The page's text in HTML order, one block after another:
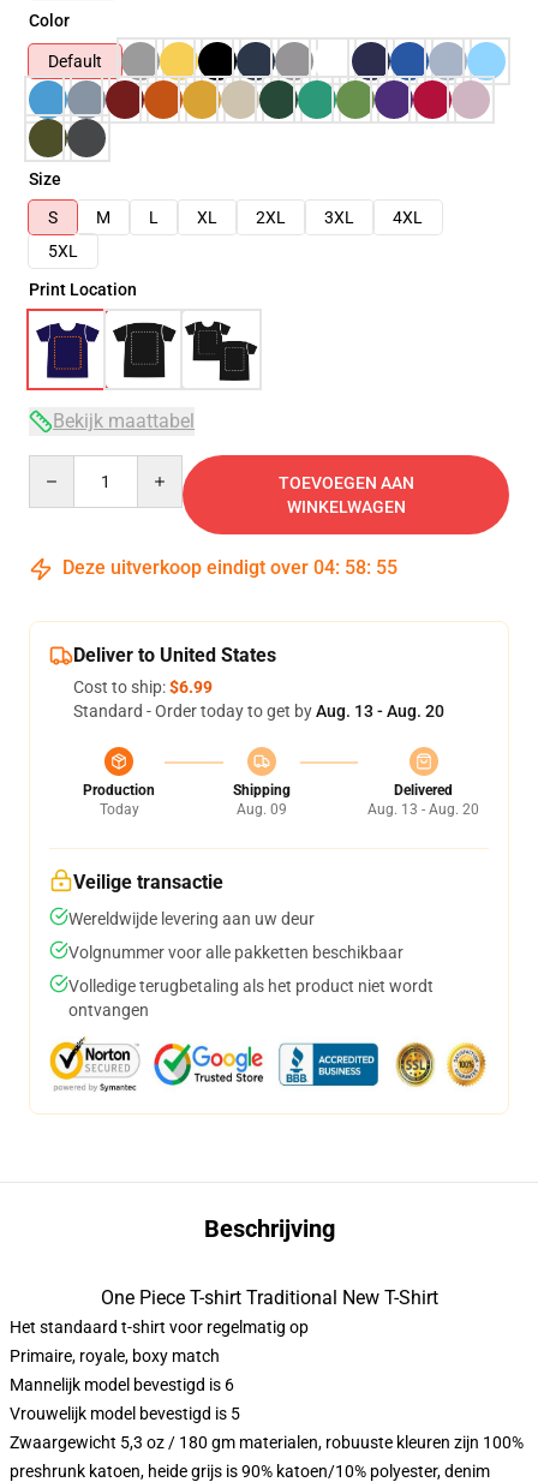
Color
Default
Size
S
M L XL 2XL 3XL
4XL
5XL
Print Location
Bekijk maattabel
TOEVOEGEN AAN
WINKELWAGEN
Deze uitverkoop eindigt over 04: 58: 54
Deliver to United States
Cost to ship:$6.99
Standard - Order today to get byAug. 13 - Aug. 20
Production
Today
Shipping
Aug. 09
Delivered
Aug. 13 - Aug. 20
Veilige transactie
Wereldwijde levering aan uw deur
Volgnummer voor alle pakketten beschikbaar
Volledige terugbetaling als het product niet wordt
ontvangen
Beschrijving
One Piece T-shirt Traditional New T-Shirt
Het standaard t-shirt voor regelmatig op
Primaire, royale, boxy match
Mannelijk model bevestigd is 6
Vrouwelijk model bevestigd is 5
Zwaargewicht 5,3 oz / 180 gm materialen, robuuste kleuren zijn 100%
preshrunk katoen, heide grijs is 90% katoen/10% polyester, denim